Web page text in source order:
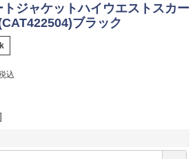
トジャケットハイウエストスカー
ブラック
込